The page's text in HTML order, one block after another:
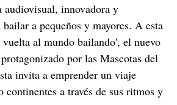
audiovisual, innovadora y
a pequeños y mayores. A esta
vuelta al mundo bailando', el nuevo
por las Mascotas del
invita a emprender un viaje
a través de sus ritmos y